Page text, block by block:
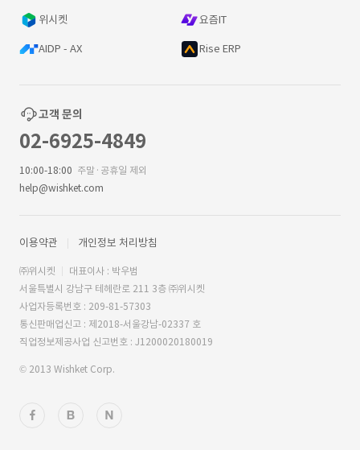
위시켓 요즘IT
AIDP - AX Rise ERP
고객 문의
02-6925-4849
10:00-18:00 주말·공휴일 제외
help@wishket.com
이용약관 개인정보 처리방침
㈜위시켓
대표이사 : 박우범
서울특별시 강남구 테헤란로 211 3층 ㈜위시켓
사업자등록번호 : 209-81-57303
통신판매업신고 : 제2018-서울강남-02337 호
직업정보제공사업 신고번호 : J1200020180019
© 2013 Wishket Corp.